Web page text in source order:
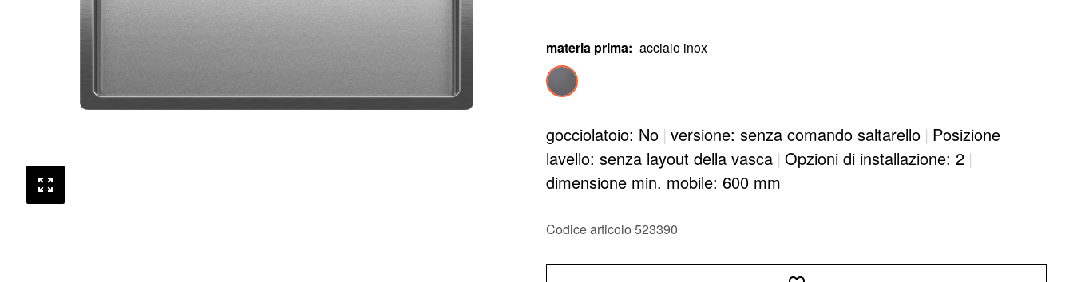
materia prima: acciaio inox
gocciolatoio: No | versione: senza comando saltarello | Posizione
lavello: senza layout della vasca | Opzioni di installazione: 2 |
dimensione min. mobile: 600 mm
Codice articolo 523390